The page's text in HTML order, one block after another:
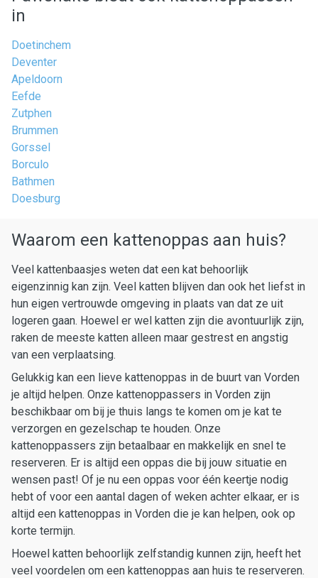
in
Doetinchem
Deventer
Apeldoorn
Eefde
Zutphen
Brummen
Gorssel
Borculo
Bathmen
Doesburg
Waarom een kattenoppas aan huis?
Veel kattenbaasjes weten dat een kat behoorlijk
eigenzinnig kan zijn. Veel katten blijven dan ook het liefst in
hun eigen vertrouwde omgeving in plaats van dat ze uit
logeren gaan. Hoewel er wel katten zijn die avontuurlijk zijn,
raken de meeste katten alleen maar gestrest en angstig
van een verplaatsing.
Gelukkig kan een lieve kattenoppas in de buurt van Vorden
je altijd helpen. Onze kattenoppassers in Vorden zijn
beschikbaar om bij je thuis langs te komen om je kat te
verzorgen en gezelschap te houden. Onze
kattenoppassers zijn betaalbaar en makkelijk en snel te
reserveren. Er is altijd een oppas die bij jouw situatie en
wensen past! Of je nu een oppas voor één keertje nodig
hebt of voor een aantal dagen of weken achter elkaar, er is
altijd een kattenoppas in Vorden die je kan helpen, ook op
korte termijn.
Hoewel katten behoorlijk zelfstandig kunnen zijn, heeft het
veel voordelen om een kattenoppas aan huis te reserveren.